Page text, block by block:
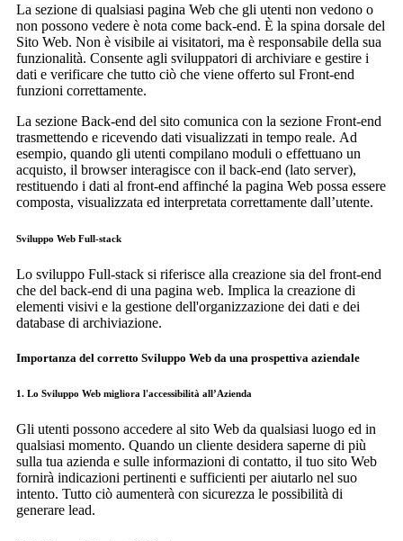
La sezione di qualsiasi pagina Web che gli utenti non vedono o
non possono vedere è nota come back-end. È la spina dorsale del
Sito Web. Non è visibile ai visitatori, ma è responsabile della sua
funzionalità. Consente agli sviluppatori di archiviare e gestire i
dati e verificare che tutto ciò che viene offerto sul Front-end
funzioni correttamente.
La sezione Back-end del sito comunica con la sezione Front-end
trasmettendo e ricevendo dati visualizzati in tempo reale. Ad
esempio, quando gli utenti compilano moduli o effettuano un
acquisto, il browser interagisce con il back-end (lato server),
restituendo i dati al front-end affinché la pagina Web possa essere
composta, visualizzata ed interpretata correttamente dall’utente.
Sviluppo Web Full-stack
Lo sviluppo Full-stack si riferisce alla creazione sia del front-end
che del back-end di una pagina web. Implica la creazione di
elementi visivi e la gestione dell'organizzazione dei dati e dei
database di archiviazione.
Importanza del corretto Sviluppo Web da una prospettiva aziendale
1. Lo Sviluppo Web migliora l'accessibilità all’Azienda
Gli utenti possono accedere al sito Web da qualsiasi luogo ed in
qualsiasi momento. Quando un cliente desidera saperne di più
sulla tua azienda e sulle informazioni di contatto, il tuo sito Web
fornirà indicazioni pertinenti e sufficienti per aiutarlo nel suo
intento. Tutto ciò aumenterà con sicurezza le possibilità di
generare lead.